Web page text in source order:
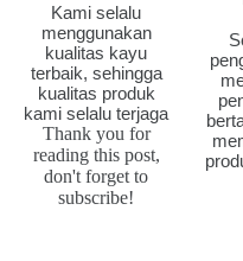
Kami selalu
menggunakan
kualitas kayu
terbaik, sehingga
kualitas produk
kami selalu terjaga
Thank you for
reading this post,
don't forget to
subscribe!